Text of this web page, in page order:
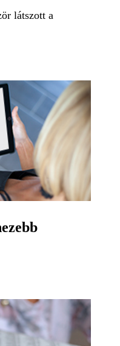
látszott a